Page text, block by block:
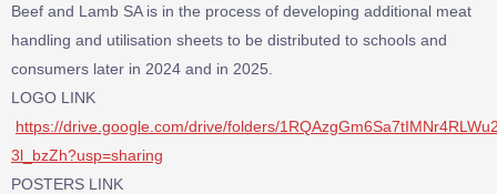
Beef and Lamb SA is in the process of developing additional meat
handling and utilisation sheets to be distributed to schools and
consumers later in 2024 and in 2025.
LOGO LINK
https://drive.google.com/drive/folders/
3l_bzZh?usp=sharing
POSTERS LINK